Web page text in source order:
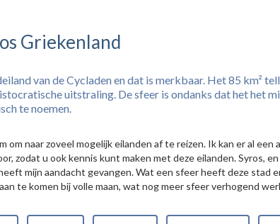
Griekenland
van de Cycladen en dat is merkbaar. Het 85 km²
uitstraling. De sfeer is ondanks dat het het
te noemen.
om naar zoveel mogelijk eilanden af te reizen. Ik kan er al
zodat u ook kennis kunt maken met deze eilanden. Syros,
mijn aandacht gevangen. Wat een sfeer heeft deze stad
te komen bij volle maan, wat nog meer sfeer verhogend